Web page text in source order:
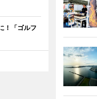
！「ゴルフ